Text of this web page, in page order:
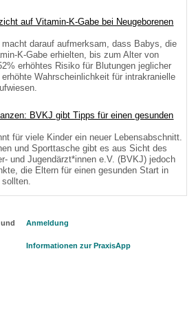
auf Vitamin-K-Gabe bei Neugeborenen
darauf aufmerksam, dass Babys, die
K-Gabe erhielten, bis zum Alter von
erhöhtes Risiko für Blutungen jeglicher
Wahrscheinlichkeit für intrakranielle
BVKJ gibt Tipps für einen gesunden
für viele Kinder ein neuer Lebensabschnitt.
und Sporttasche gibt es aus Sicht des
und Jugendärzt*innen e.V. (BVKJ) jedoch
die Eltern für einen gesunden Start in
Anmeldung
Informationen zur PraxisApp